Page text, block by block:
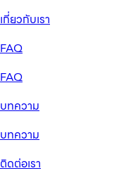
เกี่ยวกับเรา
FAQ
FAQ
บทความ
บทความ
ติดต่อเรา